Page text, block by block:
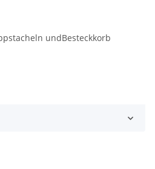
undBesteckkorb